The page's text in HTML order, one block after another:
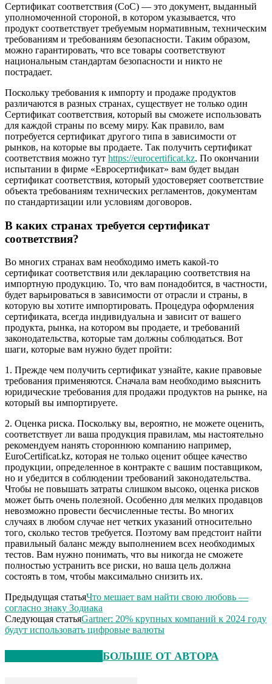
Сертификат соответствия (CoC) — это документ, выданный
уполномоченной стороной, в котором указывается, что
продукт соответствует требуемым нормативным, техническим
требованиям и требованиям безопасности. Таким образом,
можно гарантировать, что все товары соответствуют
национальным стандартам безопасности и никто не
пострадает.
Поскольку требования к импорту и продаже продуктов
различаются в разных странах, существует не только один
Сертификат соответствия, который вы сможете использовать
для каждой страны по всему миру. Как правило, вам
потребуется сертификат другого типа в зависимости от
рынков, на которые вы продаете. Так получить сертификат
соответствия можно тут https://eurocertificat.kz. По окончании
испытании в фирме «Евросертификат» вам будет выдан
сертификат соответствия, который удостоверяет соответствие
объекта требованиям технических регламентов, документам
по стандартизации или условиям договоров.
В каких странах требуется сертификат
соответствия?
Во многих странах вам необходимо иметь какой-то
сертификат соответствия или декларацию соответствия на
импортную продукцию. То, что вам понадобится, в частности,
будет варьироваться в зависимости от отрасли и страны, в
которую вы хотите импортировать. Процедура оформления
сертификата, всегда индивидуальна и зависит от вашего
продукта, рынка, на котором вы продаете, и требований
законодательства, которые там должны соблюдаться. Вот
шаги, которые вам нужно будет пройти:
1. Прежде чем получить сертификат узнайте, какие правовые
требования применяются. Сначала вам необходимо выяснить
юридические требования для продажи продуктов на рынке, на
который вы импортируете.
2. Оценка риска. Поскольку вы, вероятно, не можете оценить,
соответствует ли ваша продукция правилам, мы настоятельно
рекомендуем нанять стороннюю компанию например,
EuroCertificat.kz, которая не только оценит общее качество
продукции, определенное в контракте с вашим поставщиком,
но и убедится в соблюдении требований законодательства.
Чтобы не повышать затраты слишком высоко, оценка рисков
может быть очень полезной. Особенно для мелких продавцов
невозможно провести бесчисленные тесты. Во многих
случаях в любом случае нет четких указаний относительно
того, сколько тестов требуется. Поэтому вам предстоит найти
правильный баланс между выполнением всех необходимых
тестов. Вам нужно понимать, что вы никогда не сможете
полностью устранить все риски, но ваша цель должна
состоять в том, чтобы максимально снизить их.
Предыдущая статьяЧто мешает вам найти свою любовь —
согласно знаку Зодиака
Следующая статьяGartner: 20% крупных компаний к 2024 году
будут использовать цифровые валюты
БОЛЬШЕ ОТ АВТОРА